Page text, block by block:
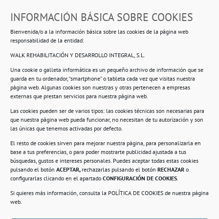
INFORMACIÓN BÁSICA SOBRE COOKIES
Bienvenida/o a la información básica sobre las cookies de la página web
responsabilidad de la entidad:
WALK REHABILITACIÓN Y DESARROLLO INTEGRAL, S.L.
Una cookie o galleta informática es un pequeño archivo de información que se
guarda en tu ordenador, “smartphone” o tableta cada vez que visitas nuestra
página web. Algunas cookies son nuestras y otras pertenecen a empresas
externas que prestan servicios para nuestra página web.
Las cookies pueden ser de varios tipos: las cookies técnicas son necesarias para
que nuestra página web pueda funcionar, no necesitan de tu autorización y son
las únicas que tenemos activadas por defecto.
El resto de cookies sirven para mejorar nuestra página, para personalizarla en
base a tus preferencias, o para poder mostrarte publicidad ajustada a tus
búsquedas, gustos e intereses personales. Puedes aceptar todas estas cookies
pulsando el botón ACEPTAR, rechazarlas pulsando el botón RECHAZAR o
configurarlas clicando en el apartado CONFIGURACIÓN DE COOKIES.
Si quieres más información, consulta la POLÍTICA DE COOKIES de nuestra página
web.
Ropero Solidario de Usera
Beasáin 25-33posterior, local 3 – 28041 Madrid
Información
Compromiso con la protección de datos
personales.
Política de Cookies.
© 2021. Realizado en el Centro de Rehabilitación